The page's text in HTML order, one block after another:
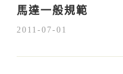
馬達一般規範
2011-07-01